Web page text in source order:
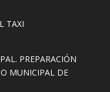
TAXI
PREPARACIÓN
MUNICIPAL DE